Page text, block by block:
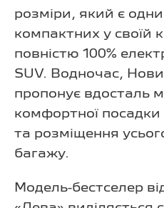
розміри, який є
компактних у своїй
повністю 100%
SUV. Водночас,
пропонує вдосталь
комфортної посадки
та розміщення
багажу.
Модель-бестселер